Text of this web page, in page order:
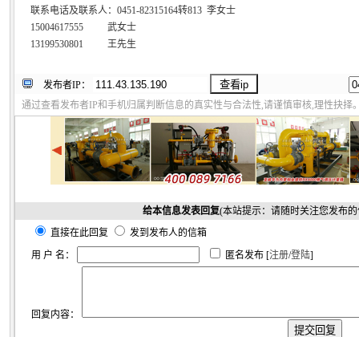
联系电话及联系人：0451-82315164转813 李女士
15004617555 武女士
13199530801 王先生
发布者IP：
通过查看发布者IP和手机归属判断信息的真实性与合法性,请谨慎审核,理性抉择
给本信息发表回复(本站提示：请随时关注您发布
直接在此回复
发到发布人的信箱
用 户 名：
匿名发布 [注册/登陆]
回复内容：